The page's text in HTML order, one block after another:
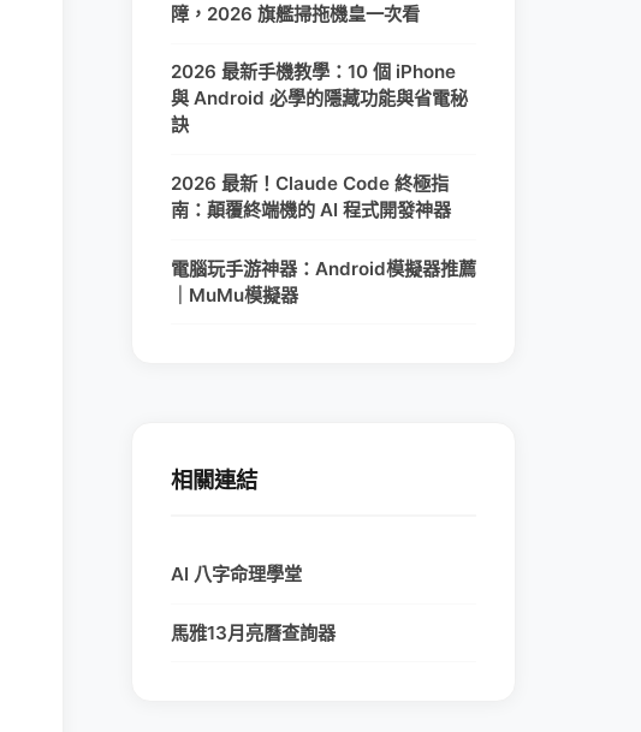
障，2026 旗艦掃拖機皇一次看
2026 最新手機教學：10 個 iPhone
與 Android 必學的隱藏功能與省電秘
訣
2026 最新！Claude Code 終極指
南：顛覆終端機的 AI 程式開發神器
電腦玩手游神器：Android模擬器推薦
｜MuMu模擬器
相關連結
AI 八字命理學堂
馬雅13月亮曆查詢器